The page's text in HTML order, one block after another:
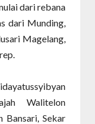
dari rebana
dari Munding,
Magelang,
Walitelon
Bansari, Sekar